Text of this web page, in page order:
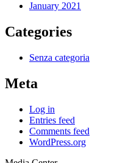
January 2021
Categories
Senza categoria
Meta
Log in
Entries feed
Comments feed
WordPress.org